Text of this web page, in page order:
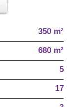
350 m²
680 m²
5
17